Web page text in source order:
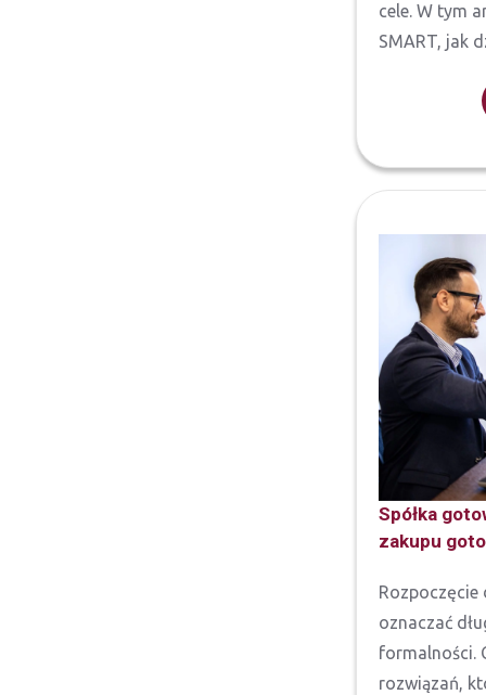
cele. W tym
SMART, jak
Spółka
zakupu
Rozpoczęcie
oznaczać
formalności.
rozwiązań,